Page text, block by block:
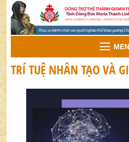
TRÍ TUỆ NHÂN TẠO VÀ